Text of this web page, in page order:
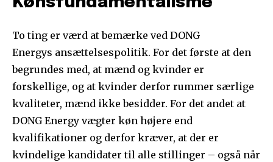
To ting er værd at bemærke ved DONG
Energys ansættelsespolitik. For det første at den
begrundes med, at mænd og kvinder er
forskellige, og at kvinder derfor rummer særlige
kvaliteter, mænd ikke besidder. For det andet at
DONG Energy vægter køn højere end
kvalifikationer og derfor kræver, at der er
kvindelige kandidater til alle stillinger – også når